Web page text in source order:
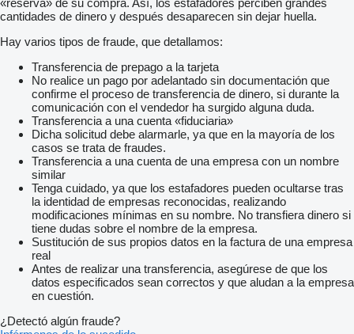
«reserva» de su compra. Así, los estafadores perciben grandes
cantidades de dinero y después desaparecen sin dejar huella.
Hay varios tipos de fraude, que detallamos:
Transferencia de prepago a la tarjeta
No realice un pago por adelantado sin documentación que
confirme el proceso de transferencia de dinero, si durante la
comunicación con el vendedor ha surgido alguna duda.
Transferencia a una cuenta «fiduciaria»
Dicha solicitud debe alarmarle, ya que en la mayoría de los
casos se trata de fraudes.
Transferencia a una cuenta de una empresa con un nombre
similar
Tenga cuidado, ya que los estafadores pueden ocultarse tras
la identidad de empresas reconocidas, realizando
modificaciones mínimas en su nombre. No transfiera dinero si
tiene dudas sobre el nombre de la empresa.
Sustitución de sus propios datos en la factura de una empresa
real
Antes de realizar una transferencia, asegúrese de que los
datos especificados sean correctos y que aludan a la empresa
en cuestión.
¿Detectó algún fraude?